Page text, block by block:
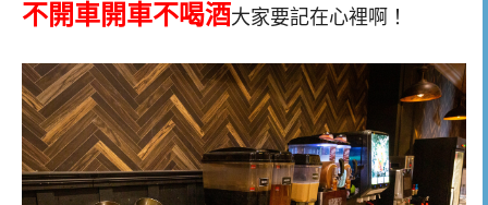
不開車開車不喝酒大家要記在心裡啊！